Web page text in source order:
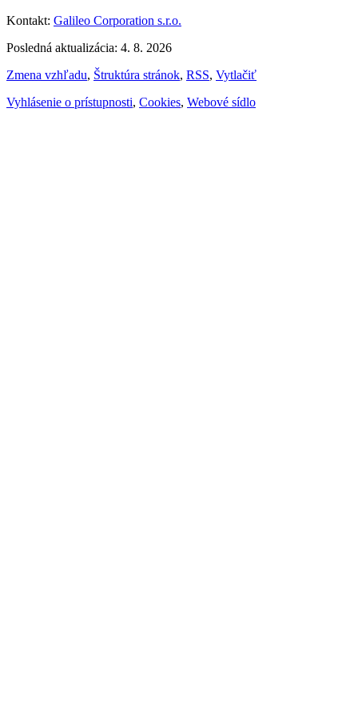
Kontakt: Galileo Corporation s.r.o.
Posledná aktualizácia: 4. 8. 2026
Zmena vzhľadu, Štruktúra stránok, RSS, Vytlačiť
Vyhlásenie o prístupnosti, Cookies, Webové sídlo